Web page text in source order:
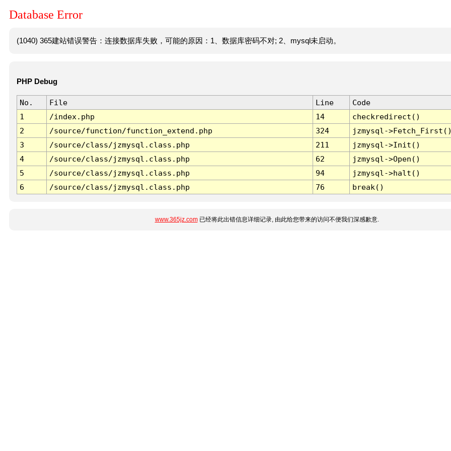
Database Error
(1040) 365建站错误警告：连接数据库失败，可能的原因：1、数据库密码不对; 2、mysql未启动。
PHP Debug
No. File Line
Code
1
/index.php 14
checkredirect()
2
/source/function/function_extend.php 324
jzmysql-
3
/source/class/jzmysql.class.php 211
jzmysql->Init()
4
/source/class/jzmysql.class.php 62
jzmysql->Open()
5
/source/class/jzmysql.class.php 94
jzmysql->halt()
6
/source/class/jzmysql.class.php 76 break()
www.365jz.com已经将此出错信息详细记录, 由此给您带来的访问不便我们深感歉意.